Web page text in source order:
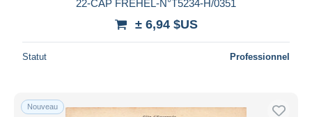
iDeal
Monde entier
22-CAP FREHEL-N°T5234-H/0351
± 6,94 $US
Statut Professionnel
Nouveau